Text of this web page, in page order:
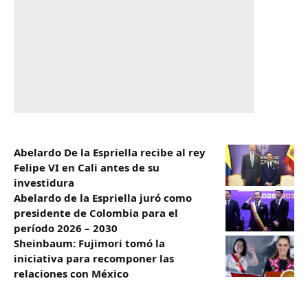
Abelardo De la Espriella recibe al rey
Felipe VI en Cali antes de su
investidura
Abelardo de la Espriella juró como
presidente de Colombia para el
período 2026 – 2030
Sheinbaum: Fujimori tomó la
iniciativa para recomponer las
relaciones con México